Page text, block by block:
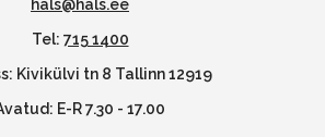
hals@hals.ee
Tel: 715 1400
Kivikülvi tn 8 Tallinn 12919
E-R 7.30 - 17.00